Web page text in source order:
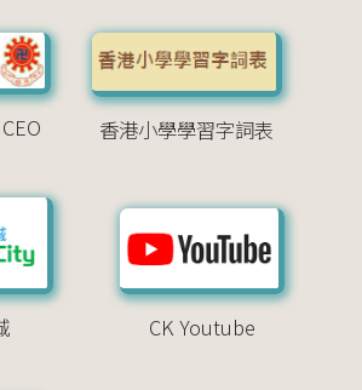
香港小學學習字詞表
CK Youtube